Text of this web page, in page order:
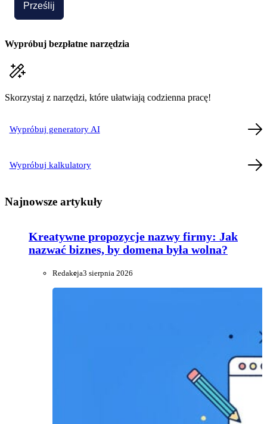
Prześlij
Wypróbuj bezpłatne narzędzia
Skorzystaj z narzędzi, które ułatwiają codzienna pracę!
Wypróbuj generatory AI
Wypróbuj kalkulatory
Najnowsze artykuły
Kreatywne propozycje nazwy firmy: Jak
nazwać biznes, by domena była wolna?
Redakcja3 sierpnia 2026